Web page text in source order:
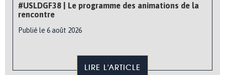
#USLDGF38 | Le programme des animations de la
rencontre
Publié le 6 août 2026
LIRE L'ARTICLE